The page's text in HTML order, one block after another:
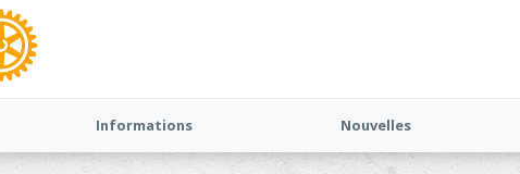
Informations Nouvelles